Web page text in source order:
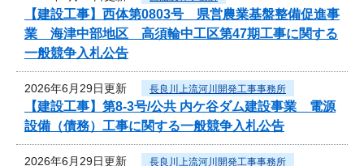
【建設工事】西体第0803号 県営農業基盤整備促進事
業 海津中部地区 高須輪中工区第47期工事に関する
一般競争入札公告
2026年6月29日更新 長良川上流河川開発工事事務所
【建設工事】第8-3号/公共 内ケ谷ダム建設事業 電源
設備（債務）工事に関する一般競争入札公告
2026年6月29日更新 長良川上流河川開発工事事務所